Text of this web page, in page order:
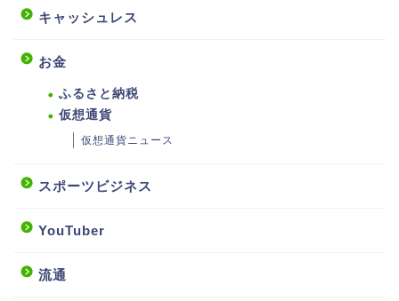
キャッシュレス
お金
ふるさと納税
仮想通貨
仮想通貨ニュース
スポーツビジネス
YouTuber
流通